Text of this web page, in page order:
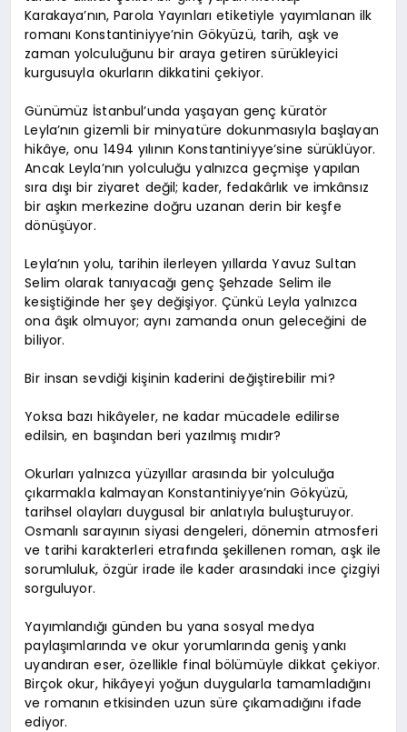
Karakaya’nın, Parola Yayınları etiketiyle yayımlanan ilk
romanı Konstantiniyye’nin Gökyüzü, tarih, aşk ve
zaman yolculuğunu bir araya getiren sürükleyici
kurgusuyla okurların dikkatini çekiyor.
Günümüz İstanbul’unda yaşayan genç küratör
Leyla’nın gizemli bir minyatüre dokunmasıyla başlayan
hikâye, onu 1494 yılının Konstantiniyye’sine sürüklüyor.
Ancak Leyla’nın yolculuğu yalnızca geçmişe yapılan
sıra dışı bir ziyaret değil; kader, fedakârlık ve imkânsız
bir aşkın merkezine doğru uzanan derin bir keşfe
dönüşüyor.
Leyla’nın yolu, tarihin ilerleyen yıllarda Yavuz Sultan
Selim olarak tanıyacağı genç Şehzade Selim ile
kesiştiğinde her şey değişiyor. Çünkü Leyla yalnızca
ona âşık olmuyor; aynı zamanda onun geleceğini de
biliyor.
Bir insan sevdiği kişinin kaderini değiştirebilir mi?
Yoksa bazı hikâyeler, ne kadar mücadele edilirse
edilsin, en başından beri yazılmış mıdır?
Okurları yalnızca yüzyıllar arasında bir yolculuğa
çıkarmakla kalmayan Konstantiniyye’nin Gökyüzü,
tarihsel olayları duygusal bir anlatıyla buluşturuyor.
Osmanlı sarayının siyasi dengeleri, dönemin atmosferi
ve tarihi karakterleri etrafında şekillenen roman, aşk ile
sorumluluk, özgür irade ile kader arasındaki ince çizgiyi
sorguluyor.
Yayımlandığı günden bu yana sosyal medya
paylaşımlarında ve okur yorumlarında geniş yankı
uyandıran eser, özellikle final bölümüyle dikkat çekiyor.
Birçok okur, hikâyeyi yoğun duygularla tamamladığını
ve romanın etkisinden uzun süre çıkamadığını ifade
ediyor.